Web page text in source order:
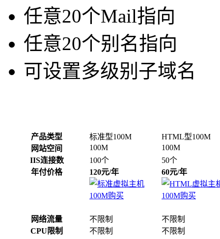
任意20个Mail指向
任意20个别名指向
可设置多级别子域名
产品类型 标准型100M
HTML型100M
网站空间
100M
100M
IIS连接数
100个
50个
年付价格
120元/年 60元/年
网络流量 不限制
不限制
CPU限制
不限制 不限制